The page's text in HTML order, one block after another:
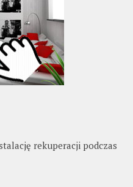
rekuperacji podczas